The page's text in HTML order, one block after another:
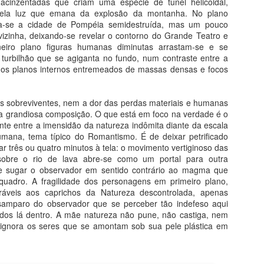
luz que emana da explosão da montanha. No plano
se a cidade de Pompéia semidestruída, mas um pouco
deixando-se revelar o contorno do Grande Teatro e
plano figuras humanas diminutas arrastam-se e se
que se agiganta no fundo, num contraste entre a
planos internos entremeados de massas densas e focos
sobreviventes, nem a dor das perdas materiais e humanas
grandiosa composição. O que está em foco na verdade é o
entre a imensidão da natureza indômita diante da escala
tema típico do Romantismo. É de deixar petrificado
três ou quatro minutos à tela: o movimento vertiginoso das
o rio de lava abre-se como um portal para outra
sugar o observador em sentido contrário ao magma que
A fragilidade dos personagens em primeiro plano,
aos caprichos da Natureza descontrolada, apenas
do observador que se perceber tão indefeso aqui
lá dentro. A mãe natureza não pune, não castiga, nem
os seres que se amontam sob sua pele plástica em
da Arte e da Vida
pecados, segundo a arte gótica, seus prazeres insanos segundo
e sua autopunição segundo Michelangelo. A louca paixão em
de Camille Claudel e a separação com Frida Kahlo. O louco
de Picasso e Chico Buarque, com um alerta de Fernando Pessoa.
20 Lições de Arte
Do livro História da Arte em 20 Lições
e Compacta
da Arte em 20 Lições conduz o leitor pelos caminhos da arte
da pré-história à arte contemporânea, através de uma
leve, precisa e atualizada. Está alinhada ao desenvolvimento
pesquisa em história da arte, que tem conhecido um crescimento
com novas teses e novas abordagens, principalmente sobre a
brasileira.